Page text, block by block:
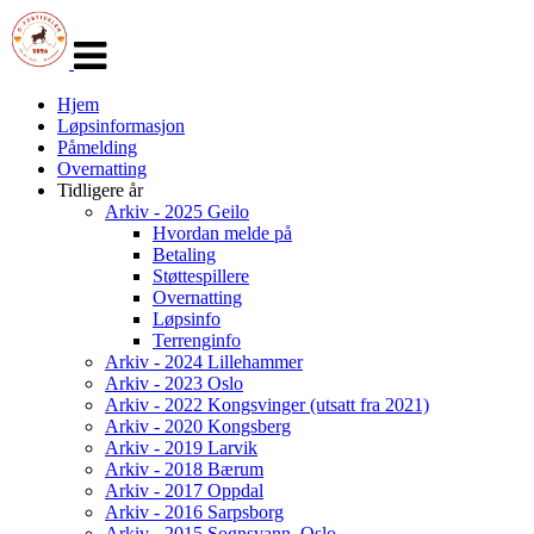
navigasjon
Hjem
Løpsinformasjon
Påmelding
Overnatting
Tidligere år
Arkiv - 2025 Geilo
Hvordan melde på
Betaling
Støttespillere
Overnatting
Løpsinfo
Terrenginfo
Arkiv - 2024 Lillehammer
Arkiv - 2023 Oslo
Arkiv - 2022 Kongsvinger (utsatt fra 2021)
Arkiv - 2020 Kongsberg
Arkiv - 2019 Larvik
Arkiv - 2018 Bærum
Arkiv - 2017 Oppdal
Arkiv - 2016 Sarpsborg